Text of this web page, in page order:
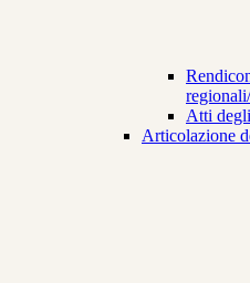
Atti
Articolazione